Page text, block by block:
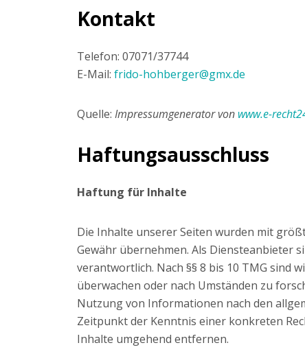
Kontakt
Telefon: 07071/37744
E-Mail: frido-hohberger@gmx.de
Quelle: Impressumgenerator von www.e-
Haftungsausschluss
Haftung für Inhalte
Die Inhalte unserer Seiten wurden mit
Gewähr übernehmen. Als Diensteanbieter
verantwortlich. Nach §§ 8 bis 10 TMG
überwachen oder nach Umständen zu
Nutzung von Informationen nach den
Zeitpunkt der Kenntnis einer konkreten
Inhalte umgehend entfernen.